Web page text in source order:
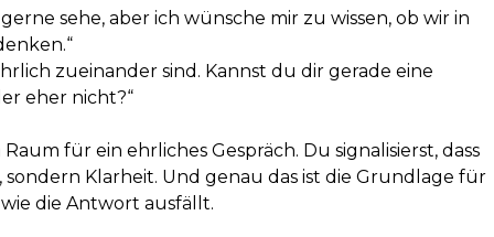
sehe, aber ich wünsche mir zu wissen, ob wir in
zueinander sind. Kannst du dir gerade eine
eher nicht?“
für ein ehrliches Gespräch. Du signalisierst, dass
Klarheit. Und genau das ist die Grundlage für
die Antwort ausfällt.